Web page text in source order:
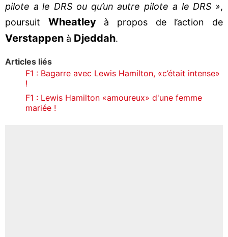
pilote a le DRS ou qu’un autre pilote a le DRS »,
poursuit Wheatley à propos de l’action de
Verstappen à Djeddah.
Articles liés
F1 : Bagarre avec Lewis Hamilton, «c’était intense»
!
F1 : Lewis Hamilton «amoureux» d'une femme
mariée !